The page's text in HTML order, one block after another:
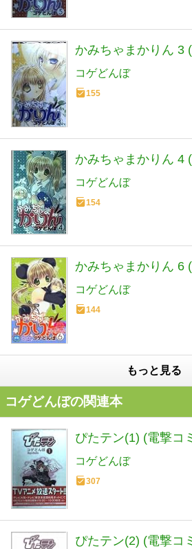
かみちゃまかりん 3
コゲどんぼ
155
かみちゃまかりん 4
コゲどんぼ
154
かみちゃまかりん 6
コゲどんぼ
144
もっと見る
コゲどんぼの関連本
ぴたテン(1) (電撃コ
コゲどんぼ
307
ぴたテン(2) (電撃コ